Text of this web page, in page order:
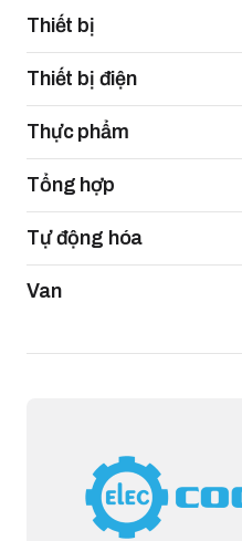
Thiết bị
Thiết bị điện
Thực phẩm
Tổng hợp
Tự động hóa
Van